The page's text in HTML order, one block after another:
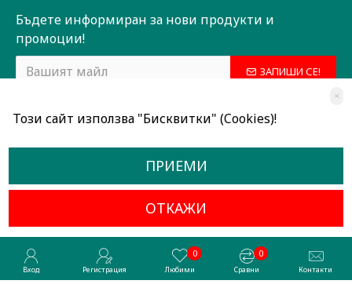
Бъдете информиран за нови продукти и
промоции!
ЗАПИШИ СЕ!
Всички права запазени © 2024, Радославов Мюзик Център
Разработено от OpenCart Bulgaria
×
Този сайт използва "Бисквитки" (Cookies)!
ПРИЕМИ
ОТКАЖИ
Вход Регистрация Любими
0
Сравни
0
Контакти